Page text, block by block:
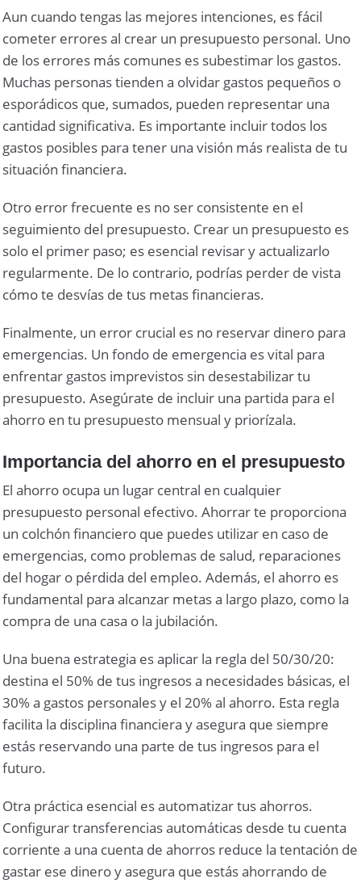
Aun cuando tengas las mejores intenciones, es fácil
cometer errores al crear un presupuesto personal. Uno
de los errores más comunes es subestimar los gastos.
Muchas personas tienden a olvidar gastos pequeños o
esporádicos que, sumados, pueden representar una
cantidad significativa. Es importante incluir todos los
gastos posibles para tener una visión más realista de tu
situación financiera.
Otro error frecuente es no ser consistente en el
seguimiento del presupuesto. Crear un presupuesto es
solo el primer paso; es esencial revisar y actualizarlo
regularmente. De lo contrario, podrías perder de vista
cómo te desvías de tus metas financieras.
Finalmente, un error crucial es no reservar dinero para
emergencias. Un fondo de emergencia es vital para
enfrentar gastos imprevistos sin desestabilizar tu
presupuesto. Asegúrate de incluir una partida para el
ahorro en tu presupuesto mensual y priorízala.
Importancia del ahorro en el presupuesto
El ahorro ocupa un lugar central en cualquier
presupuesto personal efectivo. Ahorrar te proporciona
un colchón financiero que puedes utilizar en caso de
emergencias, como problemas de salud, reparaciones
del hogar o pérdida del empleo. Además, el ahorro es
fundamental para alcanzar metas a largo plazo, como la
compra de una casa o la jubilación.
Una buena estrategia es aplicar la regla del 50/30/20:
destina el 50% de tus ingresos a necesidades básicas, el
30% a gastos personales y el 20% al ahorro. Esta regla
facilita la disciplina financiera y asegura que siempre
estás reservando una parte de tus ingresos para el
futuro.
Otra práctica esencial es automatizar tus ahorros.
Configurar transferencias automáticas desde tu cuenta
corriente a una cuenta de ahorros reduce la tentación de
gastar ese dinero y asegura que estás ahorrando de